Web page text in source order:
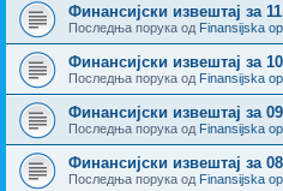
Финансијски извештај за
Последња порука од Finansijska
Финансијски извештај за
Последња порука од Finansijska
Финансијски извештај за
Последња порука од Finansijska
Финансијски извештај за
Последња порука од Finansijska